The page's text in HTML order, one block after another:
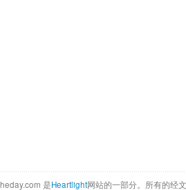
是Heartlight网站的一部分。所有的经